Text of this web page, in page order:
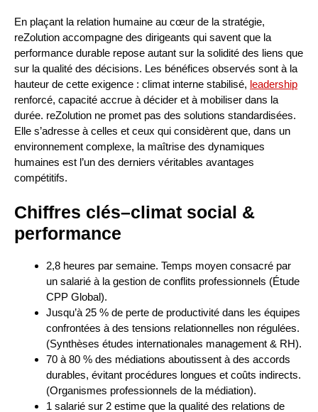
En plaçant la relation humaine au cœur de la stratégie,
reZolution accompagne des dirigeants qui savent que la
performance durable repose autant sur la solidité des liens que
sur la qualité des décisions. Les bénéfices observés sont à la
hauteur de cette exigence : climat interne stabilisé, leadership
renforcé, capacité accrue à décider et à mobiliser dans la
durée. reZolution ne promet pas des solutions standardisées.
Elle s’adresse à celles et ceux qui considèrent que, dans un
environnement complexe, la maîtrise des dynamiques
humaines est l’un des derniers véritables avantages
compétitifs.
Chiffres clés–climat social &
performance
2,8 heures par semaine. Temps moyen consacré par
un salarié à la gestion de conflits professionnels (Étude
CPP Global).
Jusqu’à 25 % de perte de productivité dans les équipes
confrontées à des tensions relationnelles non régulées.
(Synthèses études internationales management & RH).
70 à 80 % des médiations aboutissent à des accords
durables, évitant procédures longues et coûts indirects.
(Organismes professionnels de la médiation).
1 salarié sur 2 estime que la qualité des relations de